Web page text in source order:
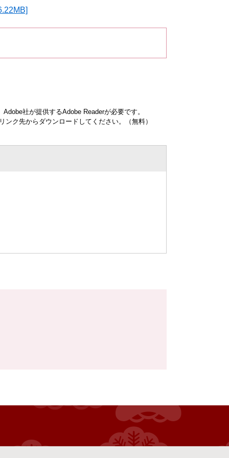
社が提供するAdobe Readerが必要です。
ク先からダウンロードしてください。（無料）